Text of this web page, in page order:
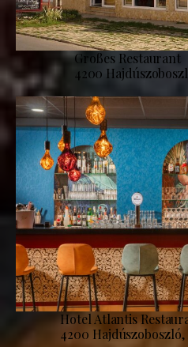
Großes Restaurant
4200
Hotel Atlantis
4200